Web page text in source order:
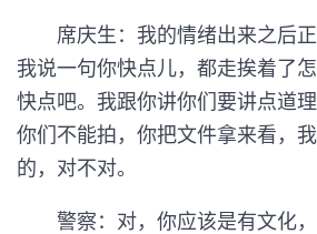
席庆生：我的情绪出来之后正
我说一句你快点儿，都走挨着了
快点吧。我跟你讲你们要讲点道
你们不能拍，你把文件拿来看，
的，对不对。
警察：对，你应该是有文化，